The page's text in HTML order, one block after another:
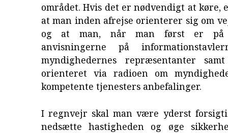
området. Hvis det er nødvendigt at køre,
at man inden afrejse orienterer sig om
og at man, når man først er på
anvisningerne på
myndighedernes repræsentanter
orienteret via radioen om
kompetente tjenesters anbefalinger.
I regnvejr skal man være yderst
nedsætte hastigheden og øge